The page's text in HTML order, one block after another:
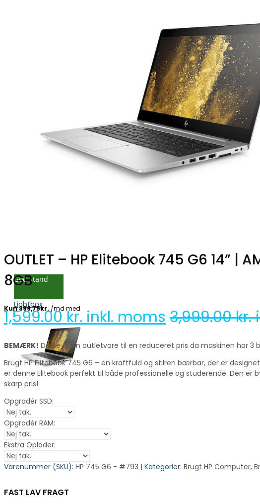
God stand
Lightbox
OUTLET – HP Elitebook 745 G6 14” |
8GB
1,599.00kr. inkl. moms 3,999.00kr.
BEMÆRK! Dette er en outletvare til en reduceret pris da maskinen har
Brugt HP Elitebook 745 G6 – en kraftfuld og stilren bærbar, der er
er denne Elitebook perfekt til både professionelle og studerende. Den
skarp pris!
Opgradér SSD:
Opgradér RAM:
Ekstra Oplader:
Varenummer (SKU): HP 745 G6 - #793 | Kategorier: Brugt HP Computer,
FAST LAV FRAGT